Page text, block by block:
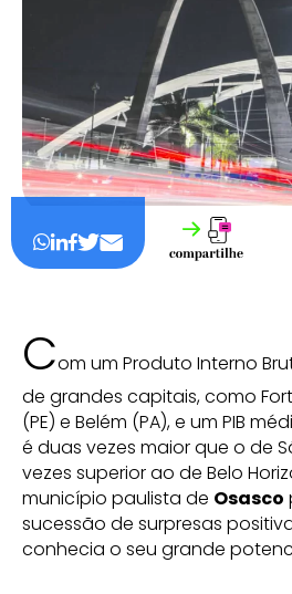
Com um Produto Interno
de grandes capitais, como
(PE) e Belém (PA), e um PIB
é duas vezes maior que o de
vezes superior ao de Belo
município paulista de Osasco
sucessão de surpresas
conhecia o seu grande